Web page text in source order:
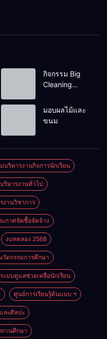
กิจกรรม Big
Cleaning
ป้องกันโรคไข้
มอบผลไม้และ
ขนม
บริหารงานกิจการนักเรียน
ริหารงานทั่วไป
งานวิชาการ
ะกาศจัดซื้อจัดจ้าง
งบทดลอง 2568
วัตกรรมการศึกษา
ระบบดูแลช่วยเหลือนักเรียน
ศูนย์การเรียนรู้ต้นแบบ ฯ
ละศิลปะ
านศึกษา